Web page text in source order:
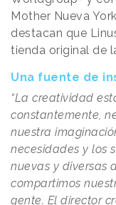
Mother Nueva
destacan que
tienda original de
Una fuente de
“La creatividad
constantemente,
nuestra
necesidades y los
nuevas y diversas
compartimos
gente. El director